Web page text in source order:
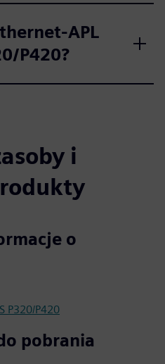
APL
P420?
i
o
P320/P420
pobrania